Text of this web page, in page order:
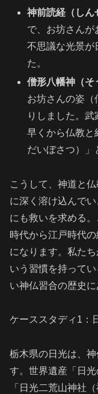
神前読経（しん
で、お坊さんが
不思議な光景が
た。
僧形八幡神（そ
お坊さんの姿（
りしました。武
早くから仏教と
だいぼさつ）」
こうして、神道と
に深く溶け込んで
にも救いを求める
時代から江戸時代
になります。私た
いう習慣を持って
い神仏習合の歴史に
ケーススタディ1：
栃木県の日光は、
す。世界遺産「日光
「日光二荒山神社